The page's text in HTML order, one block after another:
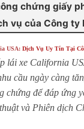
chứng giấy
vụ của Công
USA: Dịch Vụ Uy Tín Tại
lái xe California
cầu ngày càng
chứng để đáp ứng
và Phiên dịch